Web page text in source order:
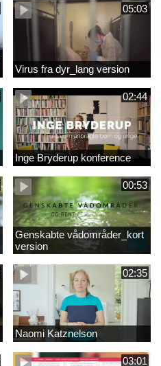
05:03
Virus fra dyr_lang version
02:44
Inge Bryderup konference
00:53
Genskabte vådområder_kort
version
02:35
Naomi Katznelson
03:01